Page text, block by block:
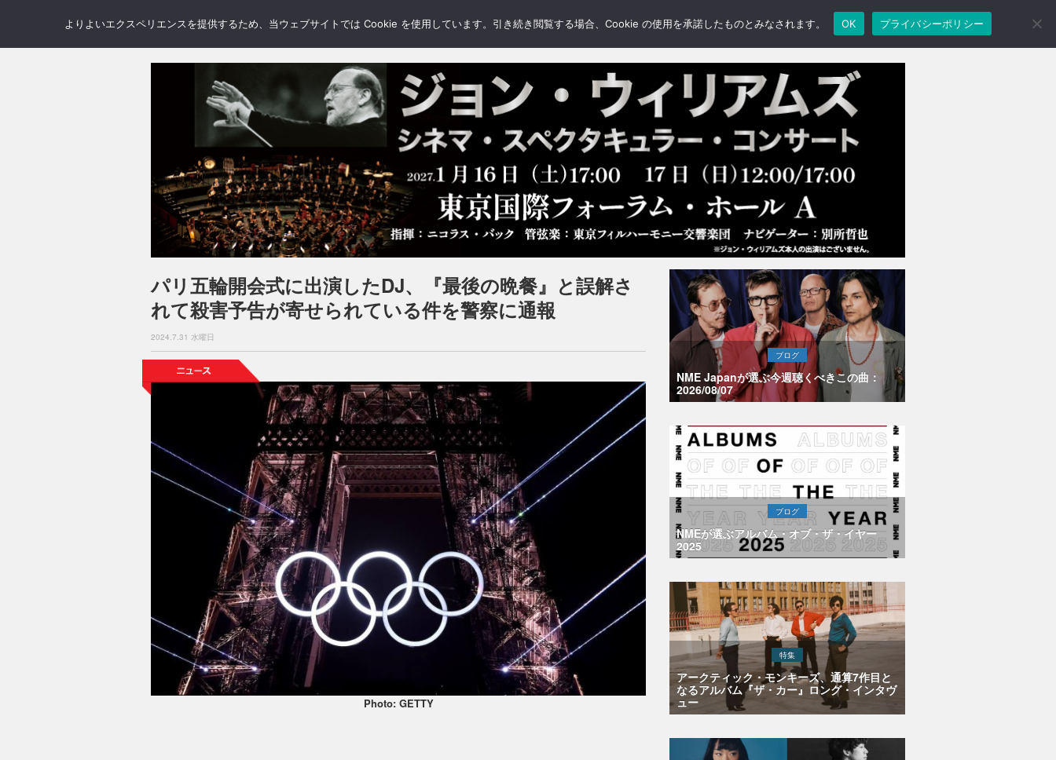
NEWS REVIEWS GALLERY BLOGS FEATURE
パリ五輪開会式に出演したDJ、『最後の晩餐』と誤解さ
れて殺害予告が寄せられている件を警察に通報
2024.7.31 水曜日
Photo: GETTY
ブログ
NME Japanが選ぶ今週聴くべきこの曲：
2026/08/07
ブログ
NMEが選ぶアルバム・オブ・ザ・イヤー
2025
特集
アークティック・モンキーズ、通算7作目と
なるアルバム『ザ・カー』ロング・インタヴ
ュー
よりよいエクスペリエンスを提供するため、当ウェブサイトでは Cookie を使用しています。引き続き閲覧する場合、Cookie の使用を承諾したものとみなされます。 OK プライバシーポリシー